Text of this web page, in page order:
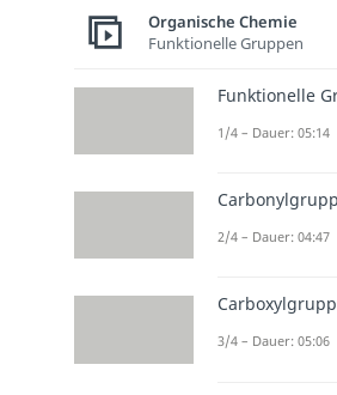
Organische Chemie
Funktionelle Gruppen
Funktionelle
1/4 – Dauer: 05:14
2/4 – Dauer: 04:47
3/4 – Dauer: 05:06